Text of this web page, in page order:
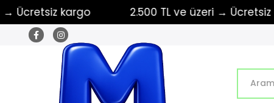
kargo 2.500 TL ve üzeri → Ücretsiz kargo